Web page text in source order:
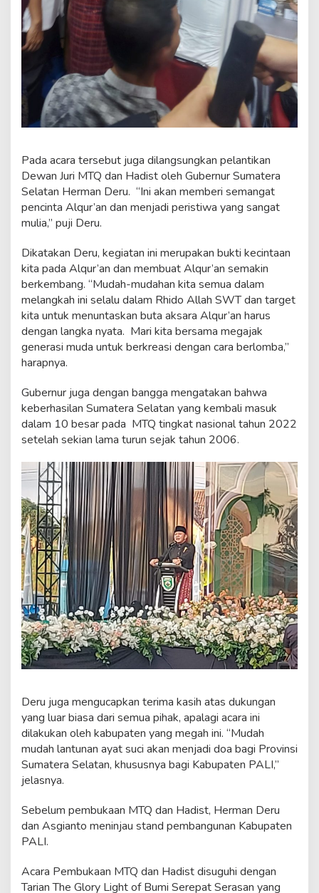
Pada acara tersebut juga dilangsungkan pelantikan
Dewan Juri MTQ dan Hadist oleh Gubernur Sumatera
Selatan Herman Deru. “Ini akan memberi semangat
pencinta Alqur’an dan menjadi peristiwa yang sangat
mulia,” puji Deru.
Dikatakan Deru, kegiatan ini merupakan bukti kecintaan
kita pada Alqur’an dan membuat Alqur’an semakin
berkembang. “Mudah-mudahan kita semua dalam
melangkah ini selalu dalam Rhido Allah SWT dan target
kita untuk menuntaskan buta aksara Alqur’an harus
dengan langka nyata. Mari kita bersama megajak
generasi muda untuk berkreasi dengan cara berlomba,”
harapnya.
Gubernur juga dengan bangga mengatakan bahwa
keberhasilan Sumatera Selatan yang kembali masuk
dalam 10 besar pada MTQ tingkat nasional tahun 2022
setelah sekian lama turun sejak tahun 2006.
Deru juga mengucapkan terima kasih atas dukungan
yang luar biasa dari semua pihak, apalagi acara ini
dilakukan oleh kabupaten yang megah ini. “Mudah
mudah lantunan ayat suci akan menjadi doa bagi Provinsi
Sumatera Selatan, khususnya bagi Kabupaten PALI,”
jelasnya.
Sebelum pembukaan MTQ dan Hadist, Herman Deru
dan Asgianto meninjau stand pembangunan Kabupaten
PALI.
Acara Pembukaan MTQ dan Hadist disuguhi dengan
Tarian The Glory Light of Bumi Serepat Serasan yang